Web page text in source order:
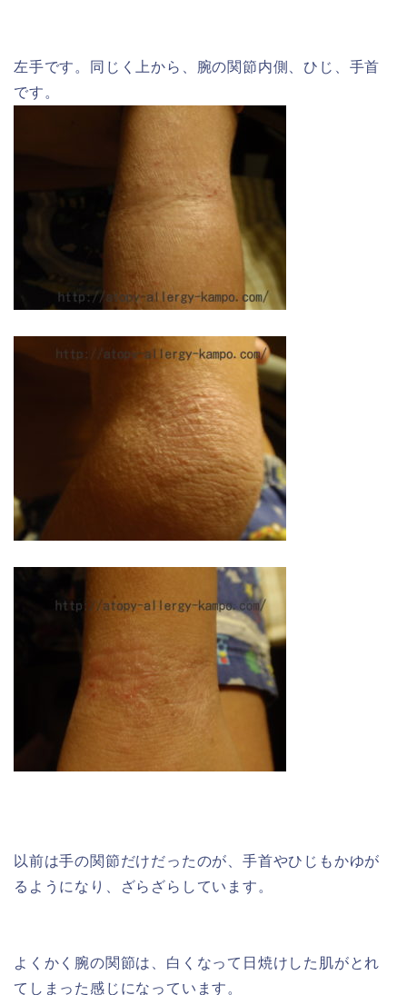
左手です。同じく上から、腕の関節内側、ひじ、手首
です。
以前は手の関節だけだったのが、手首やひじもかゆが
るようになり、ざらざらしています。
よくかく腕の関節は、白くなって日焼けした肌がとれ
てしまった感じになっています。